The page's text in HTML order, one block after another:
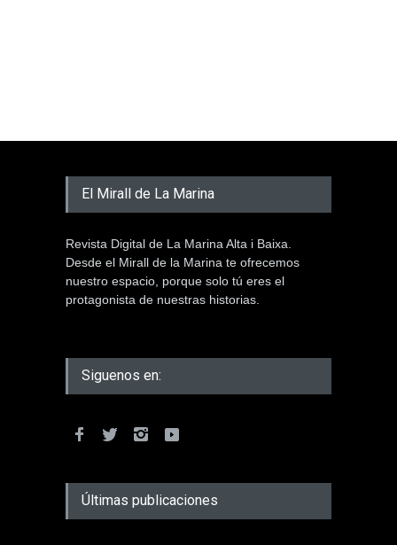
El Mirall de La Marina
Revista Digital de La Marina Alta i Baixa.
Desde el Mirall de la Marina te ofrecemos
nuestro espacio, porque solo tú eres el
protagonista de nuestras historias.
Siguenos en:
Últimas publicaciones